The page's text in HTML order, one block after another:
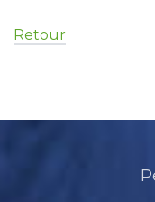
Retour